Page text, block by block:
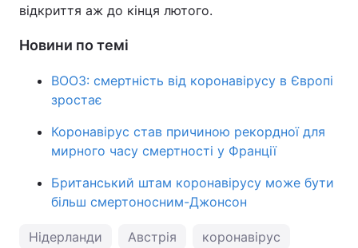
відкриття аж до кінця лютого.
Новини по темі
ВООЗ: смертність від коронавірусу в Європі
зростає
Коронавірус став причиною рекордної для
мирного часу смертності у Франції
Британський штам коронавірусу може бути
більш смертоносним-Джонсон
Нідерланди Австрія коронавірус